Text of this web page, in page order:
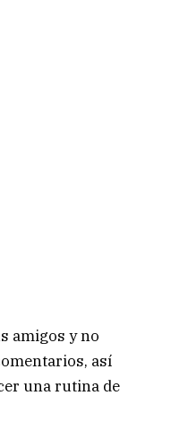
amigos y no
así
una rutina de